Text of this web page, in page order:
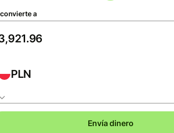
a
PLN
Envía dinero